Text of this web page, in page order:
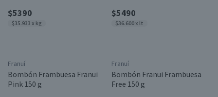
$5390
$35.933 x kg
Franuí
Bombón Frambuesa Franui
Pink 150 g
$5490
$36.600 x lt
Franuí
Bombón Franui Frambuesa
Free 150 g